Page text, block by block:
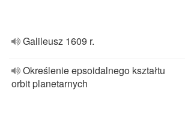
Galileusz 1609 r.
Określenie epsoidalnego kształtu
orbit planetarnych